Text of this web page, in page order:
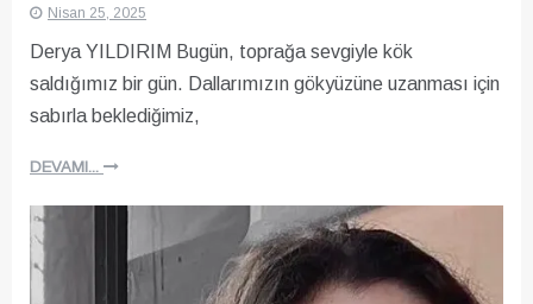
Nisan 25, 2025
Derya YILDIRIM Bugün, toprağa sevgiyle kök
saldığımız bir gün. Dallarımızın gökyüzüne uzanması için
sabırla beklediğimiz,
DEVAMI...